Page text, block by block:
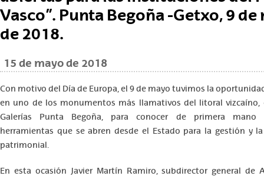
Vasco”. Punta Begoña -Getxo, 9 de
de 2018.
15 de mayo de 2018
Con motivo del Día de Europa, el 9 de mayo tuvimos la
en uno de los monumentos más llamativos del litoral vizcaíno,
Galerías Punta Begoña, para conocer de primera mano
herramientas que se abren desde el Estado para la gestión y
patrimonial.
En esta ocasión Javier Martín Ramiro, subdirector general de